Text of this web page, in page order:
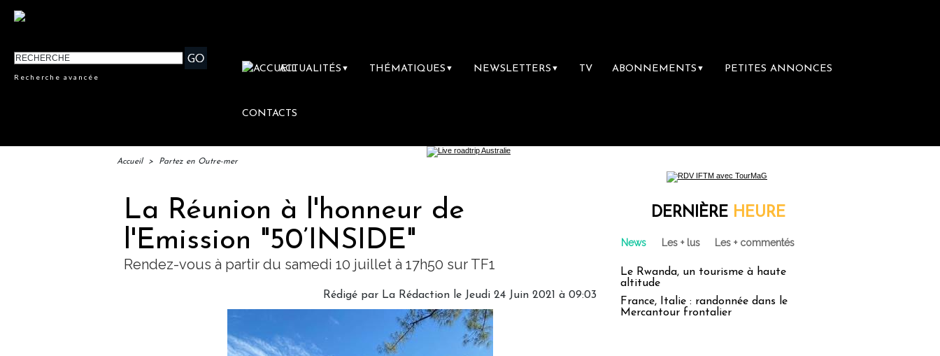
Recherche avancée
ACTUALITÉS ▼ THÉMATIQUES ▼ NEWSLETTERS ▼ TV ABONNEMENTS ▼ PETITES ANNONCES
CONTACTS
Accueil > Partez en Outre-mer
La Réunion à l'honneur de
l'Emission "50’INSIDE"
Rendez-vous à partir du samedi 10 juillet à 17h50 sur TF1
Rédigé par La Rédaction le Jeudi 24 Juin 2021 à 09:03
DERNIÈRE HEURE
News Les + lus Les + commentés
Le Rwanda, un tourisme à haute
altitude
France, Italie : randonnée dans le
Mercantour frontalier